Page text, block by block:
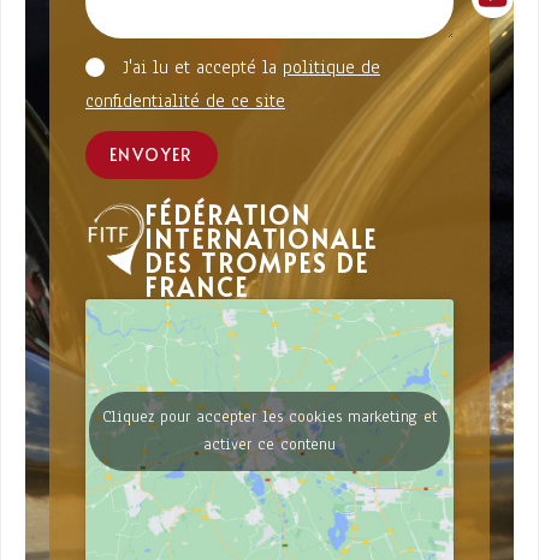
J'ai lu et accepté la politique de
confidentialité de ce site
ENVOYER
FÉDÉRATION
INTERNATIONALE
DES TROMPES DE
FRANCE
Cliquez pour accepter les cookies marketing et
activer ce contenu